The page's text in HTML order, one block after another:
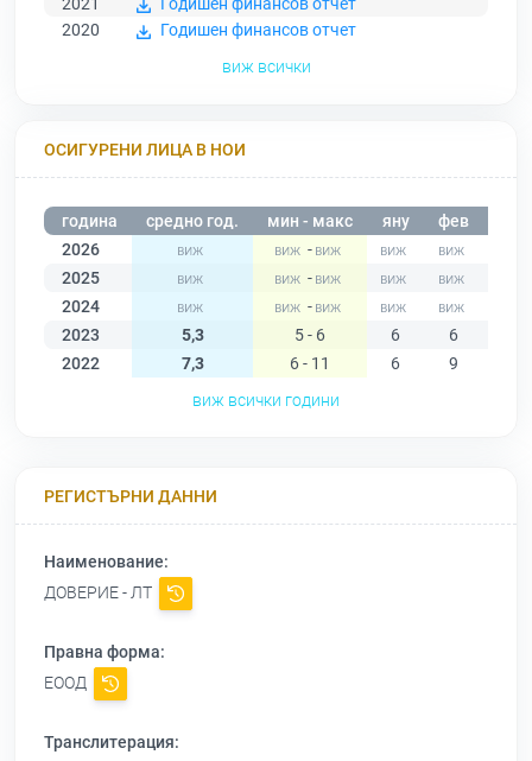
2021
Годишен финансов отчет
2020
Годишен финансов отчет
виж всички
ОСИГУРЕНИ ЛИЦА В НОИ
година средно год. мин - макс яну фев
2026
-
2025
-
2024
-
2023
5,3 5 - 6 6 6
2022
7,3 6 - 11 6 9
виж всички години
РЕГИСТЪРНИ ДАННИ
Наименование:
ДОВЕРИЕ - ЛТ
Правна форма:
ЕООД
Транслитерация: